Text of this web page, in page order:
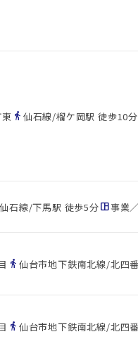
directions_walk 仙石線/榴ケ岡駅 徒歩10分
仙石線/下馬駅 徒歩5分space_dashboard事業
directions_walk 仙台市地下鉄南北線/北四
directions_walk 仙台市地下鉄南北線/北四